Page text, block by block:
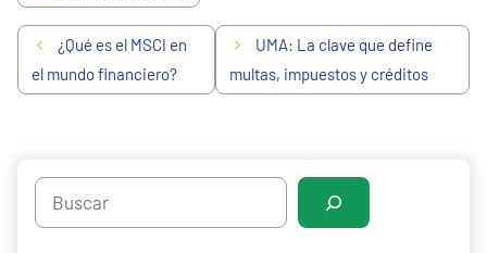
¿Qué es el MSCI en
el mundo financiero?
UMA: La clave que define
multas, impuestos y créditos
Search